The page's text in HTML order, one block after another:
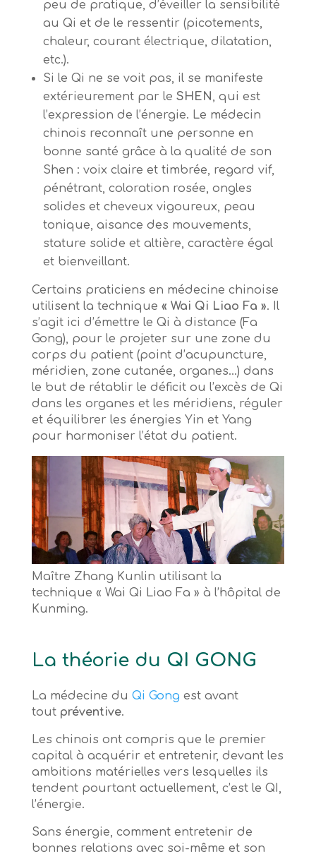
peu de pratique, d’éveiller la sensibilité
au Qi et de le ressentir (picotements,
chaleur, courant électrique, dilatation,
etc.).
Si le Qi ne se voit pas, il se manifeste
extérieurement par le SHEN, qui est
l’expression de l’énergie. Le médecin
chinois reconnaît une personne en
bonne santé grâce à la qualité de son
Shen : voix claire et timbrée, regard vif,
pénétrant, coloration rosée, ongles
solides et cheveux vigoureux, peau
tonique, aisance des mouvements,
stature solide et altière, caractère égal
et bienveillant.
Certains praticiens en médecine chinoise
utilisent la technique « Wai Qi Liao Fa ». Il
s’agit ici d’émettre le Qi à distance (Fa
Gong), pour le projeter sur une zone du
corps du patient (point d’acupuncture,
méridien, zone cutanée, organes…) dans
le but de rétablir le déficit ou l’excès de Qi
dans les organes et les méridiens, réguler
et équilibrer les énergies Yin et Yang
pour harmoniser l’état du patient.
Maître Zhang Kunlin utilisant la
technique « Wai Qi Liao Fa » à l’hôpital de
Kunming.
La théorie du QI GONG
La médecine du Qi Gong est avant
tout préventive.
Les chinois ont compris que le premier
capital à acquérir et entretenir, devant les
ambitions matérielles vers lesquelles ils
tendent pourtant actuellement, c’est le QI,
l’énergie.
Sans énergie, comment entretenir de
bonnes relations avec soi-même et son